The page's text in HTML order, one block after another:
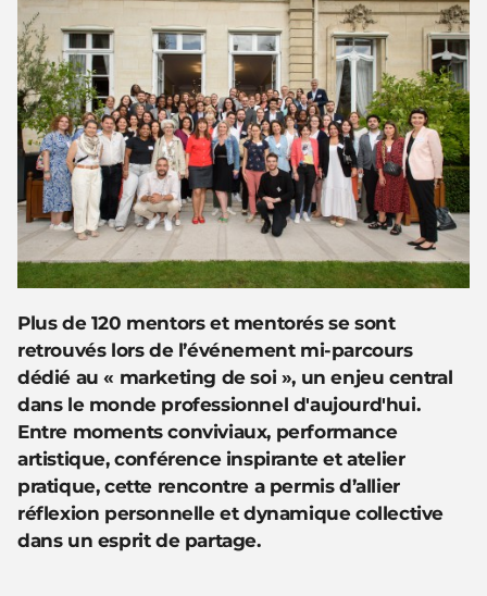
Plus de 120 mentors et mentorés se sont
retrouvés lors de l’événement mi-parcours
dédié au « marketing de soi », un enjeu central
dans le monde professionnel d'aujourd'hui.
Entre moments conviviaux, performance
artistique, conférence inspirante et atelier
pratique, cette rencontre a permis d’allier
réflexion personnelle et dynamique collective
dans un esprit de partage.